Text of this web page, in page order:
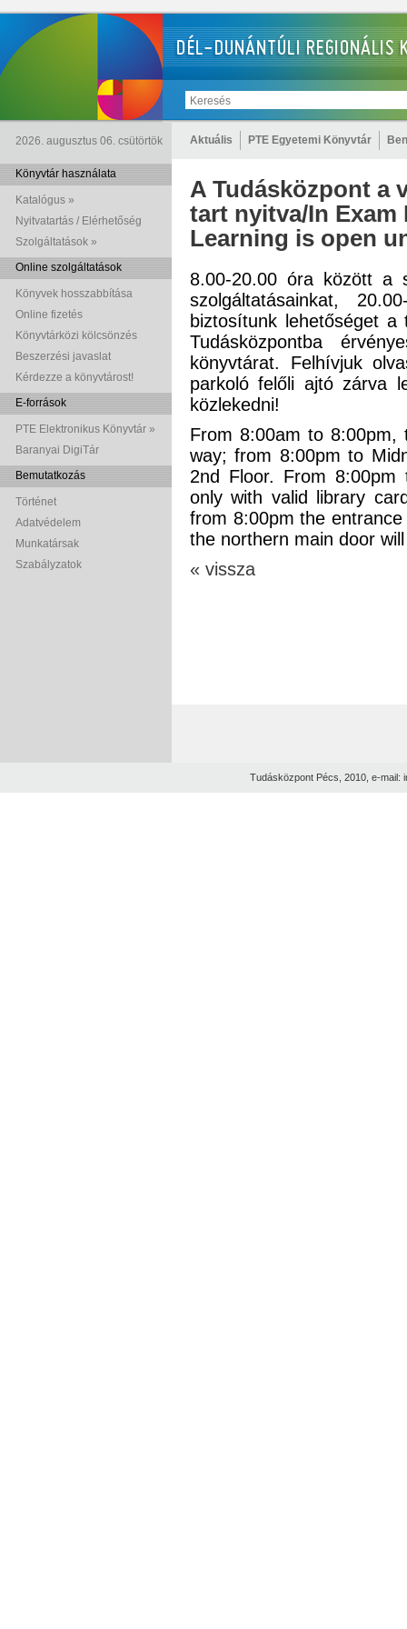
2026. augusztus 06. csütörtök Aktuális PTE Egyetemi Könyvtár
Könyvtár használata
Katalógus »
Nyitvatartás / Elérhetőség
Szolgáltatások »
Online szolgáltatások
Könyvek hosszabbítása
Online fizetés
Könyvtárközi kölcsönzés
Beszerzési javaslat
Kérdezze a könyvtárost!
E-források
PTE Elektronikus Könyvtár »
Baranyai DigiTár
Bemutatkozás
Történet
Adatvédelem
Munkatársak
Szabályzatok
A Tudásközpont a
tart nyitva/In Exam
Learning is open
8.00-20.00 óra között a
szolgáltatásainkat,
biztosítunk lehetőséget
Tudásközpontba
könyvtárat. Felhívjuk
parkoló felőli ajtó zárva
közlekedni!
From 8:00am to 8:00pm,
way; from 8:00pm to
2nd Floor. From
only with valid library
from 8:00pm the
the northern main door
« vissza
Tudásközpont Pécs, 2010, e-mail: